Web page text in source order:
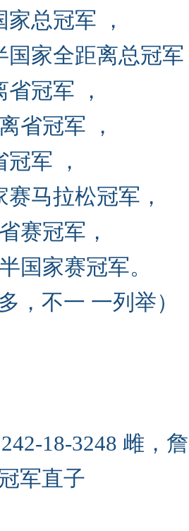
总冠军 ，
国家全距离总冠军
冠军 ，
省冠军 ，
军 ，
马拉松冠军，
赛冠军，
国家赛冠军。
，不一 一列举）
18-3248 雌，
军直子